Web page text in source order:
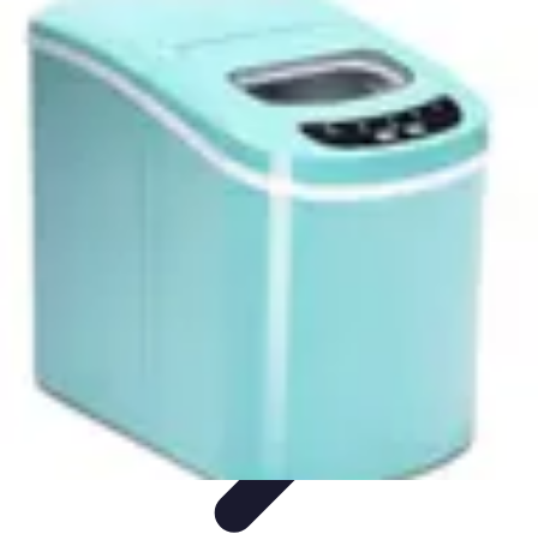
Guide Fruits de Mer
Préparation et Techniques
Astuces et conseils
Recettes et
TechniquesSanté et Nutrition Choix des Fruits de Mer
Guide Fruits de Mer